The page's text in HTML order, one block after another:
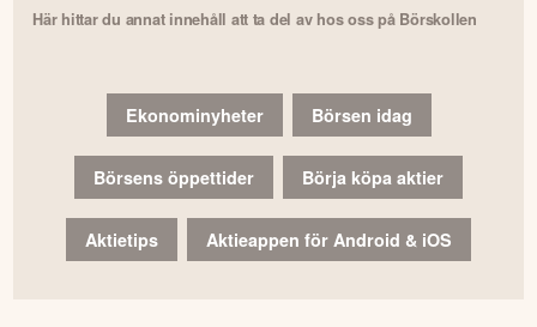
Här hittar du annat innehåll att ta del av hos oss på Börskollen
Ekonominyheter Börsen idag
Börsens öppettider Börja köpa aktier
Aktietips Aktieappen för Android & iOS